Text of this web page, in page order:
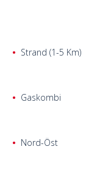
Strand (1-5 Km)
Gaskombi
Nord-Öst